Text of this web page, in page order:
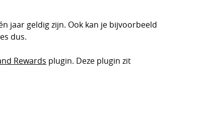
jaar geldig zijn. Ook kan je bijvoorbeeld
dus.
Rewards plugin. Deze plugin zit